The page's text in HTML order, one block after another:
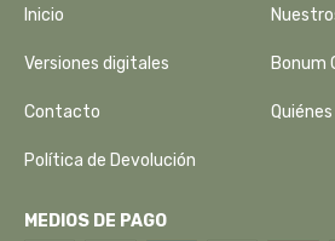
Inicio
Versiones digitales Bonum
Contacto
Política de Devolución
MEDIOS DE PAGO